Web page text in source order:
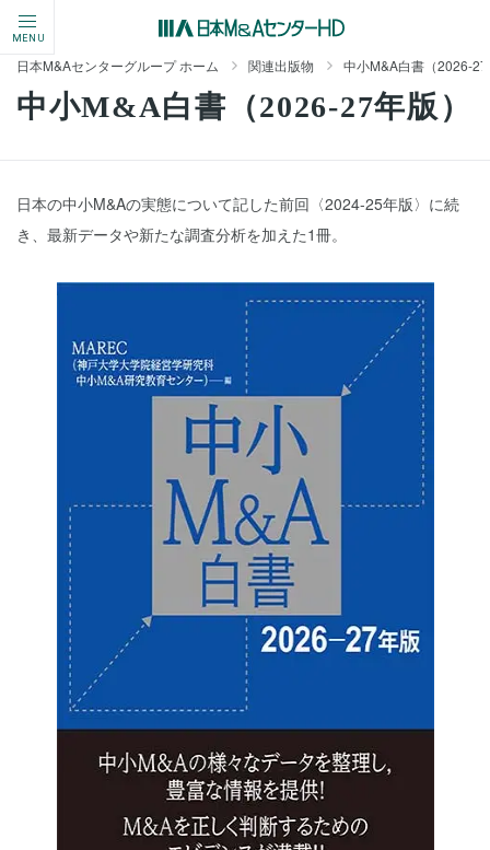
MENU
日本M&Aセンターグループ ホーム 関連出版物 中小M&A白書（
中小M&A白書（2026‐27年版）
日本の中小M&Aの実態について記した前回〈2024-25年版〉に続
き、最新データや新たな調査分析を加えた1冊。